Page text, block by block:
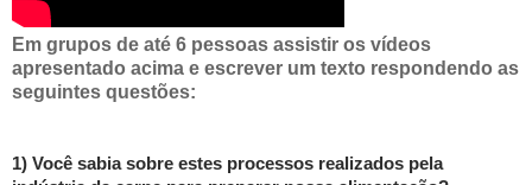
Em grupos de até 6 pessoas assistir os vídeos
apresentado acima e escrever um texto respondendo as
seguintes questões:
1) Você sabia sobre estes processos realizados pela